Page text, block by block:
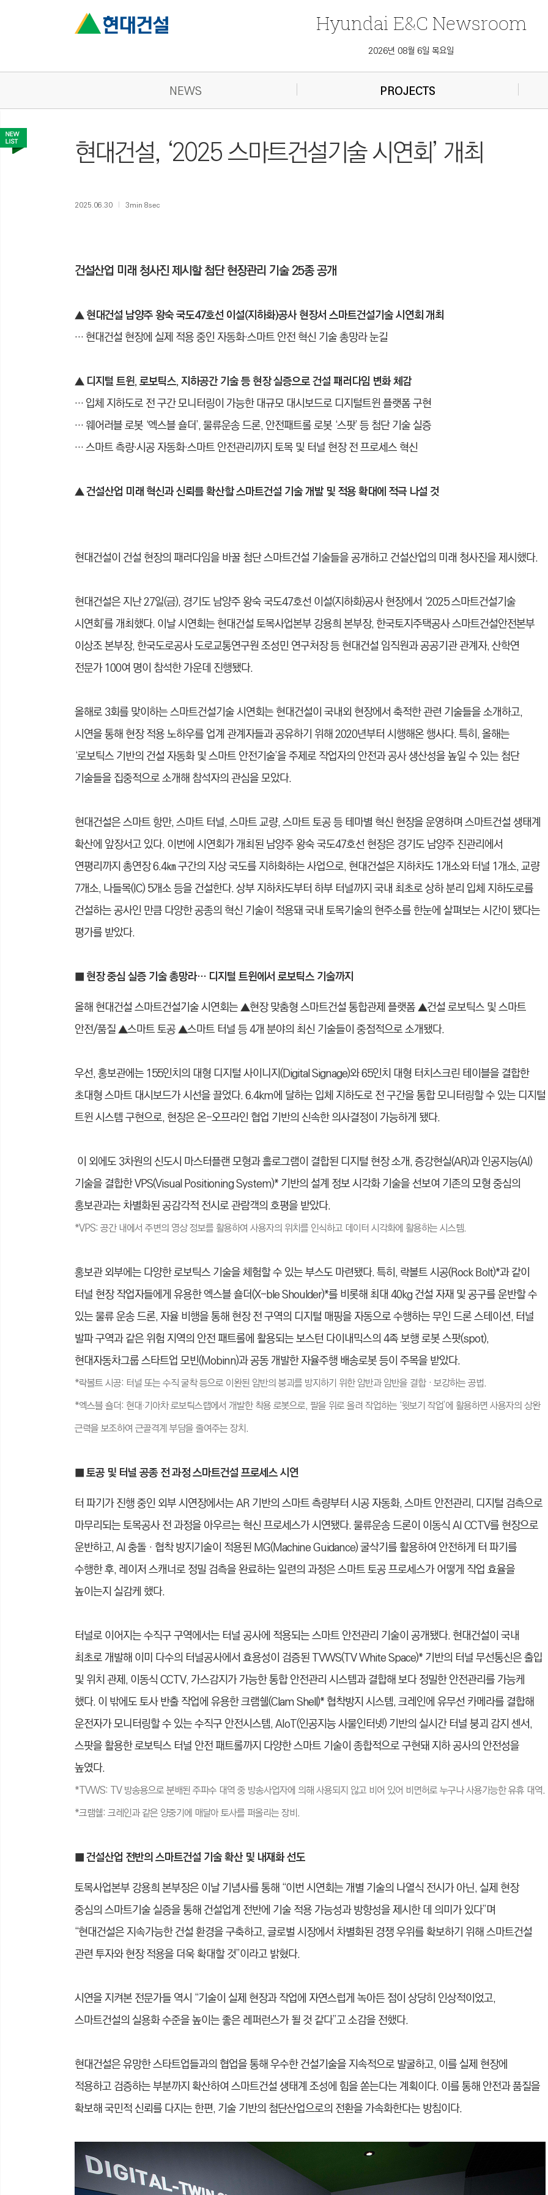
Hyundai E&C Newsroom
2026년 08월 6일 목요일
NEWS PROJECTS
현대건설, ‘2025 스마트건설기술 시연회’ 개최
2025.06.30 3min 8sec
건설산업 미래 청사진 제시할 첨단 현장관리 기술 25종 공개
▲ 현대건설 남양주 왕숙 국도47호선 이설(지하화)공사 현장서 스마트건설기술 시연회 개최
… 현대건설 현장에 실제 적용 중인 자동화·스마트 안전 혁신 기술 총망라 눈길
▲디지털 트윈, 로보틱스, 지하공간 기술 등 현장 실증으로 건설 패러다임 변화 체감
… 입체 지하도로 전 구간 모니터링이 가능한 대규모 대시보드로 디지털트윈 플랫폼 구현
… 웨어러블 로봇 ‘엑스블 숄더’, 물류운송 드론, 안전패트롤 로봇 ‘스팟’ 등 첨단 기술 실증
… 스마트 측량·시공 자동화·스마트 안전관리까지 토목 및 터널 현장 전 프로세스 혁신
▲건설산업 미래 혁신과 신뢰를 확산할 스마트건설 기술 개발 및 적용 확대에 적극 나설 것
현대건설이 건설 현장의 패러다임을 바꿀 첨단 스마트건설 기술들을 공개하고 건설산업의 미래 청사진을 제시했다.
현대건설은 지난 27일(금), 경기도 남양주 왕숙 국도47호선 이설(지하화)공사 현장에서 ‘2025 스마트건설기술
시연회’를 개최했다. 이날 시연회는 현대건설 토목사업본부 강용희 본부장, 한국토지주택공사 스마트건설안전본부
이상조 본부장, 한국도로공사 도로교통연구원 조성민 연구처장 등 현대건설 임직원과 공공기관 관계자, 산학연
전문가 100여 명이 참석한 가운데 진행됐다.
올해로 3회를 맞이하는 스마트건설기술 시연회는 현대건설이 국내외 현장에서 축적한 관련 기술들을 소개하고,
시연을 통해 현장 적용 노하우를 업계 관계자들과 공유하기 위해 2020년부터 시행해온 행사다. 특히, 올해는
‘로보틱스 기반의 건설 자동화 및 스마트 안전기술’을 주제로 작업자의 안전과 공사 생산성을 높일 수 있는 첨단
기술들을 집중적으로 소개해 참석자의 관심을 모았다.
현대건설은 스마트 항만, 스마트 터널, 스마트 교량, 스마트 토공 등 테마별 혁신 현장을 운영하며 스마트건설 생태계
확산에 앞장서고 있다. 이번에 시연회가 개최된 남양주 왕숙 국도47호선 현장은 경기도 남양주 진관리에서
연평리까지 총연장 6.4㎞ 구간의 지상 국도를 지하화하는 사업으로, 현대건설은 지하차도 1개소와 터널 1개소, 교량
7개소, 나들목(IC) 5개소 등을 건설한다. 상부 지하차도부터 하부 터널까지 국내 최초로 상하 분리 입체 지하도로를
건설하는 공사인 만큼 다양한 공종의 혁신 기술이 적용돼 국내 토목기술의 현주소를 한눈에 살펴보는 시간이 됐다는
평가를 받았다.
■ 현장 중심 실증 기술 총망라… 디지털 트윈에서 로보틱스 기술까지
올해 현대건설 스마트건설기술 시연회는 ▲현장 맞춤형 스마트건설 통합관제 플랫폼 ▲건설 로보틱스 및 스마트
안전/품질 ▲스마트 토공 ▲스마트 터널 등 4개 분야의 최신 기술들이 중점적으로 소개됐다.
우선, 홍보관에는 155인치의 대형 디지털 사이니지(Digital Signage)와 65인치 대형 터치스크린 테이블을 결합한
초대형 스마트 대시보드가 시선을 끌었다. 6.4km에 달하는 입체 지하도로 전 구간을 통합 모니터링할 수 있는 디지털
트윈 시스템 구현으로, 현장은 온-오프라인 협업 기반의 신속한 의사결정이 가능하게 됐다.
이 외에도 3차원의 신도시 마스터플랜 모형과 홀로그램이 결합된 디지털 현장 소개, 증강현실(AR)과 인공지능(AI)
기술을 결합한 VPS(Visual Positioning System)*기반의 설계 정보 시각화 기술을 선보여 기존의 모형 중심의
홍보관과는 차별화된 공감각적 전시로 관람객의 호평을 받았다.
*VPS: 공간 내에서 주변의 영상 정보를 활용하여 사용자의 위치를 인식하고 데이터 시각화에 활용하는 시스템.
홍보관 외부에는 다양한 로보틱스 기술을 체험할 수 있는 부스도 마련됐다. 특히, 락볼트 시공(Rock Bolt)*과 같이
터널 현장 작업자들에게 유용한 엑스블 숄더(X-ble Shoulder)*를 비롯해 최대 40kg 건설 자재 및 공구를 운반할 수
있는 물류 운송 드론, 자율 비행을 통해 현장 전 구역의 디지털 매핑을 자동으로 수행하는 무인 드론 스테이션, 터널
발파 구역과 같은 위험 지역의 안전 패트롤에 활용되는 보스턴 다이내믹스의 4족 보행 로봇 스팟(spot),
현대자동차그룹 스타트업 모빈(Mobinn)과 공동 개발한 자율주행 배송로봇 등이 주목을 받았다.
*락볼트 시공: 터널 또는 수직 굴착 등으로 이완된 암반의 붕괴를 방지하기 위한 암반과 암반을 결합‧보강하는 공법.
*엑스블 숄더: 현대·기아차 로보틱스랩에서 개발한 착용 로봇으로, 팔을 위로 올려 작업하는 ‘윗보기 작업’에 활용하면 사용자의 상완
근력을 보조하여 근골격계 부담을 줄여주는 장치.
■ 토공 및 터널 공종 전 과정 스마트건설 프로세스 시연
터 파기가 진행 중인 외부 시연장에서는 AR 기반의 스마트 측량부터 시공 자동화, 스마트 안전관리, 디지털 검측으로
마무리되는 토목공사 전 과정을 아우르는 혁신 프로세스가 시연됐다. 물류운송 드론이 이동식 AI CCTV를 현장으로
운반하고, AI 충돌‧협착 방지기술이 적용된 MG(Machine Guidance) 굴삭기를 활용하여 안전하게 터 파기를
수행한 후, 레이저 스캐너로 정밀 검측을 완료하는 일련의 과정은 스마트 토공 프로세스가 어떻게 작업 효율을
높이는지 실감케 했다.
터널로 이어지는 수직구 구역에서는 터널 공사에 적용되는 스마트 안전관리 기술이 공개됐다. 현대건설이 국내
최초로 개발해 이미 다수의 터널공사에서 효용성이 검증된 TVWS(TV White Space)*기반의 터널 무선통신은 출입
및 위치 관제, 이동식 CCTV, 가스감지가 가능한 통합 안전관리 시스템과 결합해 보다 정밀한 안전관리를 가능케
했다. 이 밖에도 토사 반출 작업에 유용한 크램쉘(Clam Shell)*협착방지 시스템, 크레인에 유무선 카메라를 결합해
운전자가 모니터링할 수 있는 수직구 안전시스템, AIoT(인공지능 사물인터넷) 기반의 실시간 터널 붕괴 감지 센서,
스팟을 활용한 로보틱스 터널 안전 패트롤까지 다양한 스마트 기술이 종합적으로 구현돼 지하 공사의 안전성을
높였다.
*TVWS: TV 방송용으로 분배된 주파수 대역 중 방송사업자에 의해 사용되지 않고 비어 있어 비면허로 누구나 사용가능한 유휴 대역.
*크램쉘: 크레인과 같은 양중기에 매달아 토사를 퍼올리는 장비.
■ 건설산업 전반의 스마트건설 기술 확산 및 내재화 선도
토목사업본부 강용희 본부장은 이날 기념사를 통해 “이번 시연회는 개별 기술의 나열식 전시가 아닌, 실제 현장
중심의 스마트기술 실증을 통해 건설업계 전반에 기술 적용 가능성과 방향성을 제시한 데 의미가 있다”며
“현대건설은 지속가능한 건설 환경을 구축하고, 글로벌 시장에서 차별화된 경쟁 우위를 확보하기 위해 스마트건설
관련 투자와 현장 적용을 더욱 확대할 것”이라고 밝혔다.
시연을 지켜본 전문가들 역시 “기술이 실제 현장과 작업에 자연스럽게 녹아든 점이 상당히 인상적이었고,
스마트건설의 실용화 수준을 높이는 좋은 레퍼런스가 될 것 같다”고 소감을 전했다.
현대건설은 유망한 스타트업들과의 협업을 통해 우수한 건설기술을 지속적으로 발굴하고, 이를 실제 현장에
적용하고 검증하는 부분까지 확산하여 스마트건설 생태계 조성에 힘을 쏟는다는 계획이다. 이를 통해 안전과 품질을
확보해 국민적 신뢰를 다지는 한편, 기술 기반의 첨단산업으로의 전환을 가속화한다는 방침이다.